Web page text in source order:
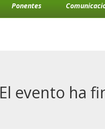
Ponentes
El evento ha